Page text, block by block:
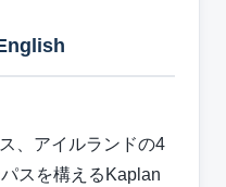
、アイルランドの4
スを構えるKaplan